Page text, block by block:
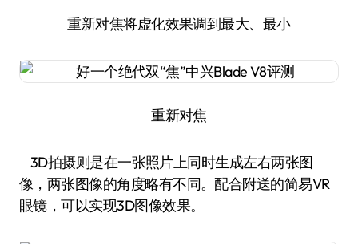
重新对焦将虚化效果调到最大、最小
重新对焦
3D拍摄则是在一张照片上同时生成左右两张图
像，两张图像的角度略有不同。配合附送的简易VR
眼镜，可以实现3D图像效果。